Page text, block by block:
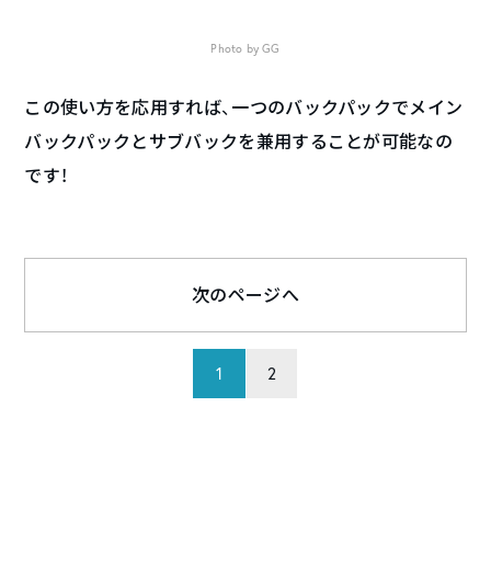
Photo by GG
この使い方を応用すれば、一つのバックパックでメイン
バックパックとサブバックを兼用することが可能なの
です！
1 2
次のページへ